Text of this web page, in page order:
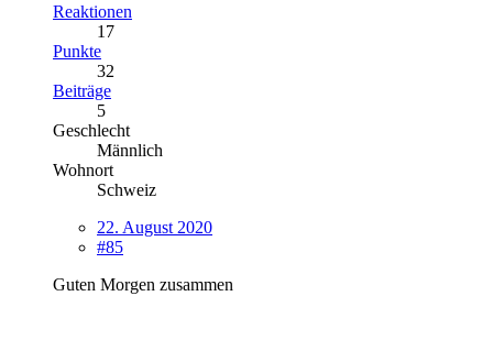
Reaktionen
17
Punkte
32
Beiträge
5
Geschlecht
Männlich
Wohnort
Schweiz
22. August 2020
#85
Guten Morgen zusammen